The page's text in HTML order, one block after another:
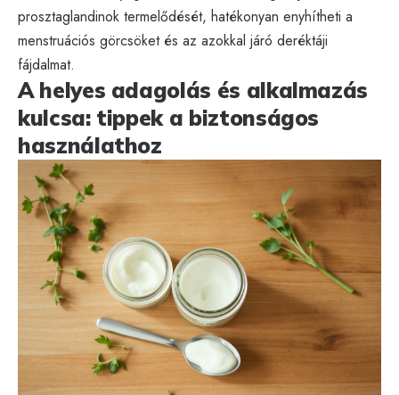
prosztaglandinok termelődését, hatékonyan enyhítheti a
menstruációs görcsöket és az azokkal járó deréktáji
fájdalmat.
A helyes adagolás és alkalmazás
kulcsa: tippek a biztonságos
használathoz